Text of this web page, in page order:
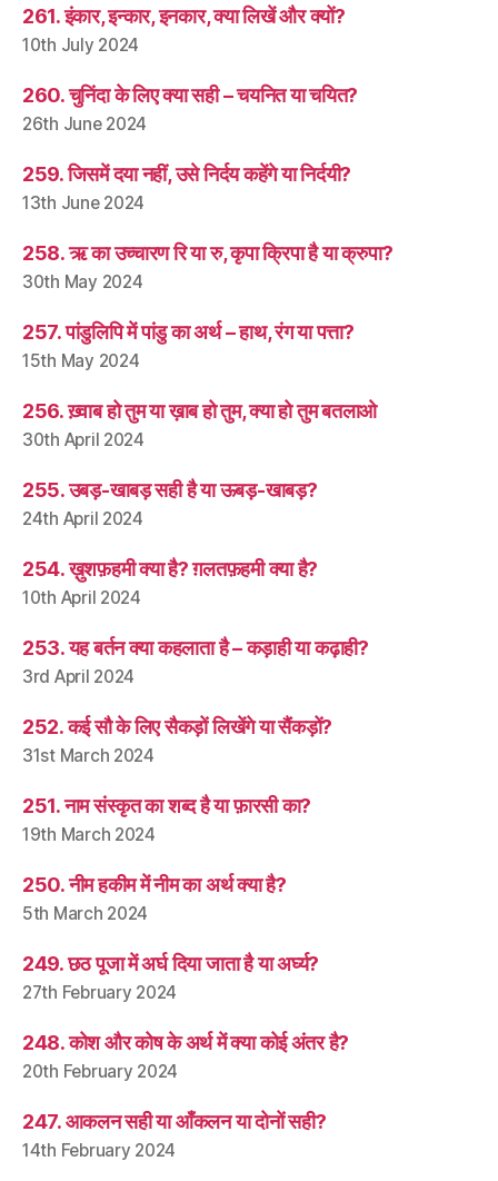
261. इंकार, इन्कार, इनकार, क्या लिखें और क्यों?
10th July 2024
260. चुनिंदा के लिए क्या सही – चयनित या चयित?
26th June 2024
259. जिसमें दया नहीं, उसे निर्दय कहेंगे या निर्दयी?
13th June 2024
258. ऋ का उच्चारण रि या रु, कृपा क्रिपा है या क्रुपा?
30th May 2024
257. पांडुलिपि में पांडु का अर्थ – हाथ, रंग या पत्ता?
15th May 2024
256. ख़्वाब हो तुम या ख़ाब हो तुम, क्या हो तुम बतलाओ
30th April 2024
255. उबड़-खाबड़ सही है या ऊबड़-खाबड़?
24th April 2024
254. ख़ुशफ़हमी क्या है? ग़लतफ़हमी क्या है?
10th April 2024
253. यह बर्तन क्या कहलाता है – कड़ाही या कढ़ाही?
3rd April 2024
252. कई सौ के लिए सैकड़ों लिखेंगे या सैंकड़ों?
31st March 2024
251. नाम संस्कृत का शब्द है या फ़ारसी का?
19th March 2024
250. नीम हकीम में नीम का अर्थ क्या है?
5th March 2024
249. छठ पूजा में अर्घ दिया जाता है या अर्घ्य?
27th February 2024
248. कोश और कोष के अर्थ में क्या कोई अंतर है?
20th February 2024
247. आकलन सही या आँकलन या दोनों सही?
14th February 2024